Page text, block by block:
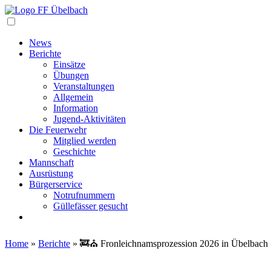
News
Berichte
Einsätze
Übungen
Veranstaltungen
Allgemein
Information
Jugend-Aktivitäten
Die Feuerwehr
Mitglied werden
Geschichte
Mannschaft
Ausrüstung
Bürgerservice
Notrufnummern
Güllefässer gesucht
Home » Berichte » 🚒⛪ Fronleichnamsprozession 2026 in Übelbach